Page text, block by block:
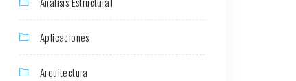
Aplicaciones
Arquitectura